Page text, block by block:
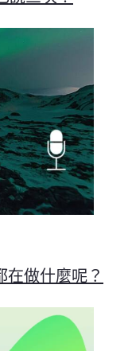
影音頻道
關於我們
做什麼呢？